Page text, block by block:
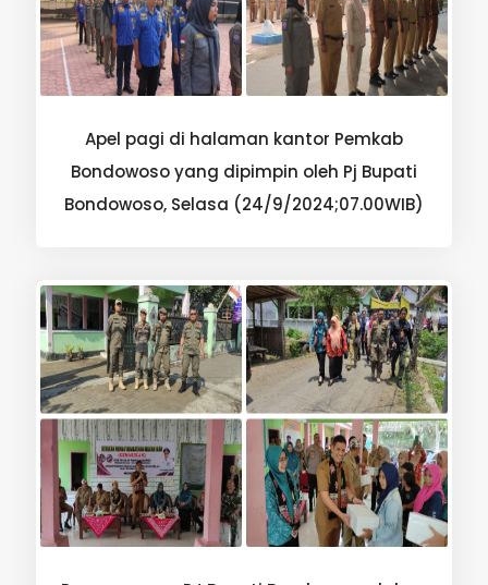
Apel pagi di halaman kantor Pemkab
Bondowoso yang dipimpin oleh Pj Bupati
Bondowoso, Selasa (24/9/2024;07.00WIB)